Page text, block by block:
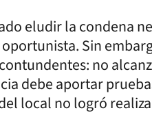
eludir la condena
Sin
no
debe aportar
local no logró